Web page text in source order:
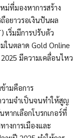
ม่ที่มองหาการสร้าง
อยาวรอเงินปันผล
เริ่มมีการปรับตัว
ในตลาด Gold Online
มีความเคลื่อนไหว
ามคือการ
ามจำเป็นจนทำให้สูญ
ากเลือกโบรกเกอร์ที่
งการเมืองและ